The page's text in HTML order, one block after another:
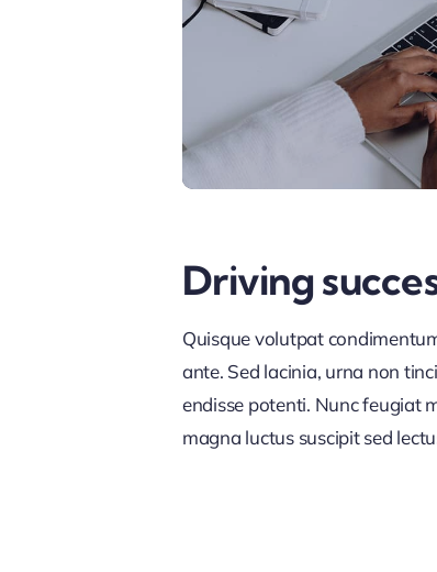
Driving
Quisque volutpat
ante. Sed lacinia, urna non
endisse potenti. Nunc feugiat
magna luctus suscipit sed